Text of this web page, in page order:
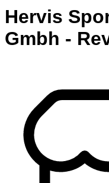
Hervis
Gmbh -